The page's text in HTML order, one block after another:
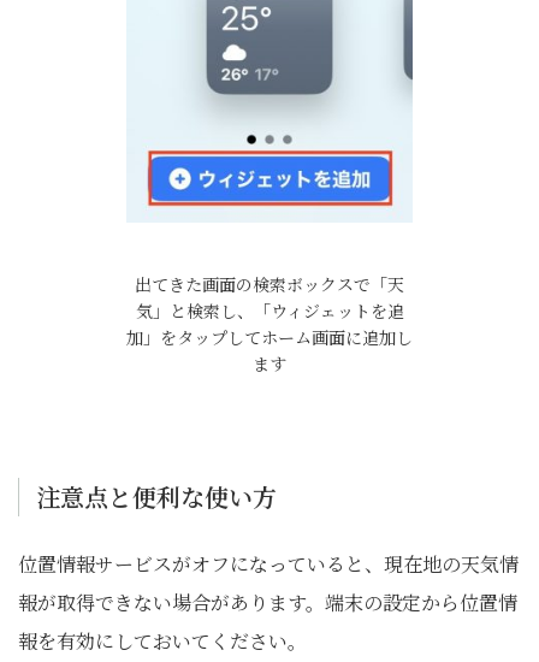
出てきた画面の検索ボックスで「天
気」と検索し、「ウィジェットを追
加」をタップしてホーム画面に追加し
ます
注意点と便利な使い方
位置情報サービスがオフになっていると、現在地の天気情
報が取得できない場合があります。端末の設定から位置情
報を有効にしておいてください。